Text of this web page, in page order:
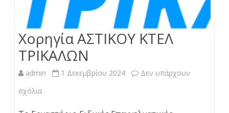
Χορηγία ΑΣΤΙΚΟΥ ΚΤΕΛ
ΤΡΙΚΑΛΩΝ
admin 1 Δεκεμβρίου 2024
Δεν υπάρχουν
σχόλια
Χορηγία